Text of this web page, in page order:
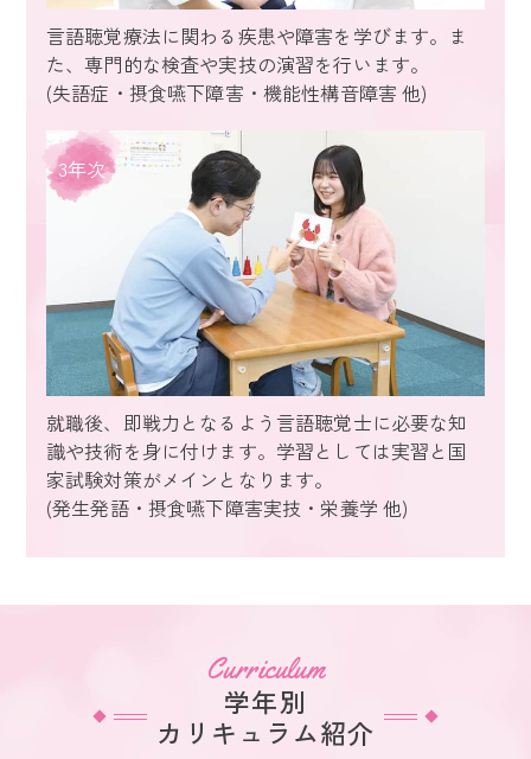
言語聴覚療法に関わる疾患や障害を学びます。ま
た、専門的な検査や実技の演習を行います。
(失語症・摂食嚥下障害・機能性構音障害 他)
3年次
就職後、即戦力となるよう言語聴覚士に必要な知
識や技術を身に付けます。学習としては実習と国
家試験対策がメインとなります。
(発生発語・摂食嚥下障害実技・栄養学 他)
Curriculum
学年別
カリキュラム紹介